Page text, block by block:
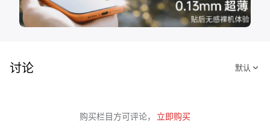
讨论
购买栏目方可评论， 立即购买